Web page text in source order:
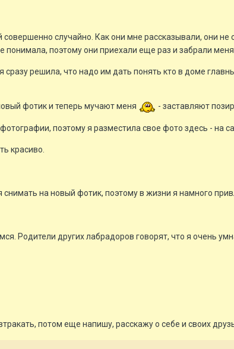
случайно. Как они мне рассказывали, они
понимала, поэтому они приехали еще раз и забрали
сразу решила, что надо им дать понять кто в доме
фотик и теперь мучают меня - заставляют
поэтому я разместила свое фото здесь - на
красиво.
снимать на новый фотик, поэтому в жизни я намного
Родители других лабрадоров говорят, что я очень
потом еще напишу, расскажу о себе и своих